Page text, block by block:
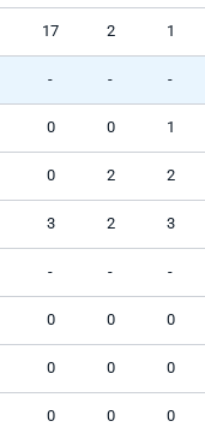
17 2 1
- - -
0 0 1
0 2 2
3 2 3
- - -
0 0 0
0 0 0
0 0 0